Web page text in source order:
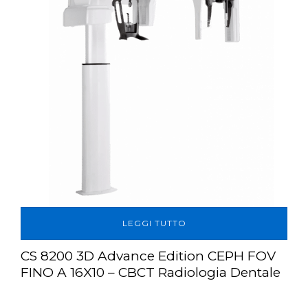
LEGGI TUTTO
CS 8200 3D Advance Edition CEPH FOV
FINO A 16X10 – CBCT Radiologia Dentale